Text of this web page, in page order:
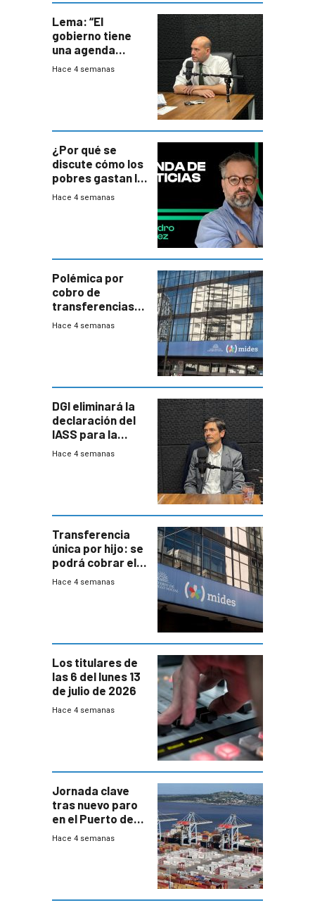
Lema: “El
gobierno tiene
una agenda
destructiva”
Hace 4 semanas
¿Por qué se
discute cómo los
pobres gastan la
plata?
Hace 4 semanas
Polémica por
cobro de
transferencias
del Mides en
Hace 4 semanas
DGI eliminará la
declaración del
IASS para la
mayoría de los
Hace 4 semanas
Transferencia
única por hijo: se
podrá cobrar el
100% en efectivo
Hace 4 semanas
Los titulares de
las 6 del lunes 13
de julio de 2026
Hace 4 semanas
Jornada clave
tras nuevo paro
en el Puerto de
Montevideo
Hace 4 semanas